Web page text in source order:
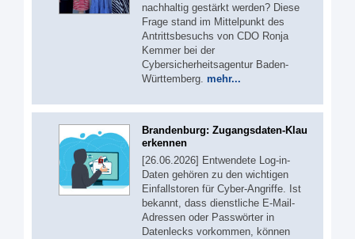
nachhaltig gestärkt werden? Diese
Frage stand im Mittelpunkt des
Antrittsbesuchs von CDO Ronja
Kemmer bei der
Cybersicherheitsagentur Baden-
Württemberg. mehr...
Brandenburg: Zugangsdaten-Klau
erkennen
[26.06.2026] Entwendete Log-in-
Daten gehören zu den wichtigen
Einfallstoren für Cyber-Angriffe. Ist
bekannt, dass dienstliche E-Mail-
Adressen oder Passwörter in
Datenlecks vorkommen, können